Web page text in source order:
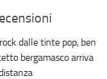
dalle tinte pop, ben
bergamasco arriva